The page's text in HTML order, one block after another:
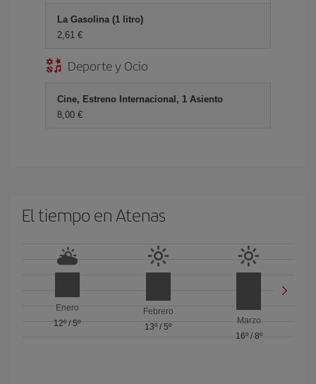
La Gasolina (1 litro)
2,61 €
Deporte y Ocio
Cine, Estreno Internacional, 1 Asiento
8,00 €
El tiempo en Atenas
Enero
12º/5º
Febrero
13º / 5º
Marzo
16º/ 8º